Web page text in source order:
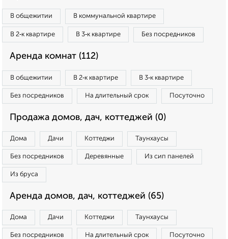
В общежитии В коммунальной квартире
В 2‑к квартире В 3‑к квартире Без посредников
Аренда комнат (112)
В общежитии В 2‑к квартире В 3‑к квартире
Без посредников На длительный срок Посуточно
Продажа домов, дач, коттеджей (0)
Дома Дачи Коттеджи Таунхаусы
Без посредников Деревянные Из сип панелей
Из бруса
Аренда домов, дач, коттеджей (65)
Дома Дачи Коттеджи Таунхаусы
Без посредников На длительный срок Посуточно